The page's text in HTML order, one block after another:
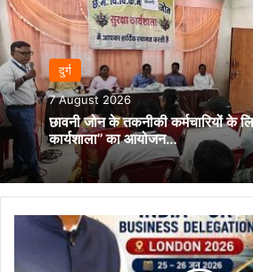
दुर्ग
7 August 2026
छावनी जोन के तकनीकी कर्मचारियों के लिए
कार्यशाला’’ का आयोजन…